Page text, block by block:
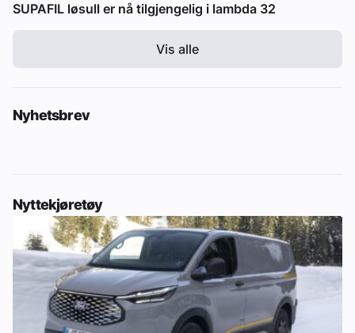
SUPAFIL løsull er nå tilgjengelig i lambda 32
Vis alle
Nyhetsbrev
Nyttekjøretøy